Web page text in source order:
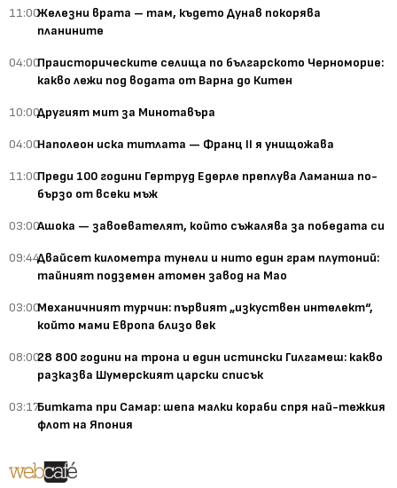
11:00Железни врата – там, където Дунав покорява
планините
04:00Праисторическите селища по българското Черноморие:
какво лежи под водата от Варна до Китен
10:00Другият мит за Минотавъра
04:00Наполеон иска титлата — Франц II я унищожава
11:00Преди 100 години Гертруд Едерле преплува Ламанша по-
бързо от всеки мъж
03:00Ашока — завоевателят, който съжалява за победата си
09:44Двайсет километра тунели и нито един грам плутоний:
тайният подземен атомен завод на Мао
03:00Механичният турчин: първият „изкуствен интелект“,
който мами Европа близо век
08:0028 800 години на трона и един истински Гилгамеш: какво
разказва Шумерският царски списък
03:17Битката при Самар: шепа малки кораби спря най-тежкия
флот на Япония